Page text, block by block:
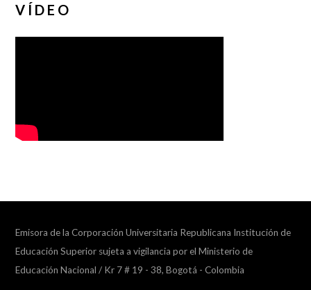
VÍDEO
Emisora de la Corporación Universitaria Republicana Institución de
Educación Superior sujeta a vigilancia por el Ministerio de
Educación Nacional / Kr 7 # 19 - 38, Bogotá - Colombia